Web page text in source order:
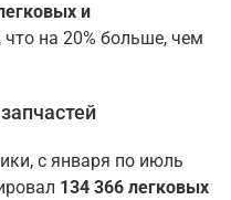
и
, что на 20% больше, чем
с января по июль
134 366 легковых